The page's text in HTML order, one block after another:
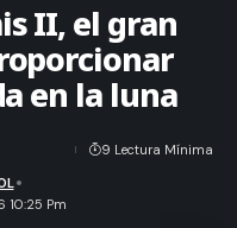
II, el gran
en la luna
10:25 Pm
9 Lectura Mínima